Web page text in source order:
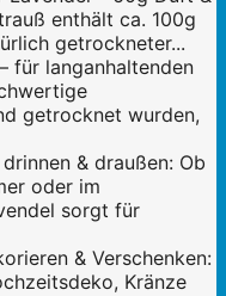
enthält ca. 100g
getrockneter...
für langanhaltenden
getrocknet wurden,
& draußen: Ob
oder im
sorgt für
& Verschenken:
Kränze